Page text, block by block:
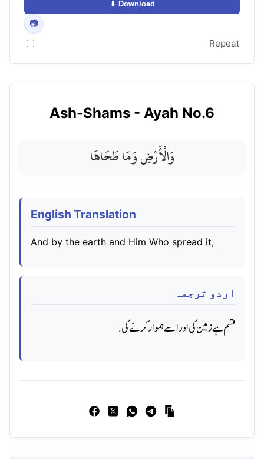
⬇ Download
📷
Repeat
Ash-Shams - Ayah No.6
وَالْأَرْضِ وَمَا طَحَاهَا
English Translation
And by the earth and Him Who spread it,
اردو ترجمہ
قسم ہے زمین کی اور اسے ہموار کرنے کی.